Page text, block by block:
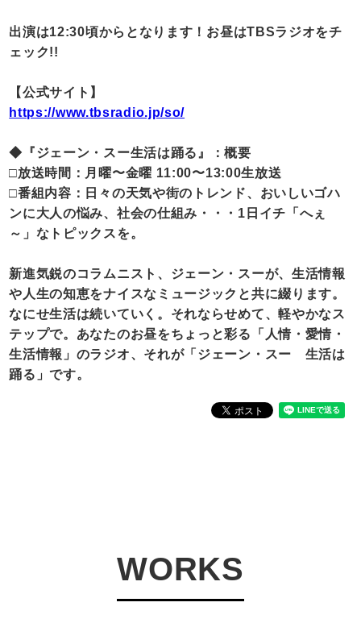
出演は12:30頃からとなります！お昼はTBSラジオをチ
ェック!!
【公式サイト】
https://www.tbsradio.jp/so/
◆『ジェーン・スー生活は踊る』：概要
□放送時間：月曜〜金曜 11:00〜13:00生放送
□番組内容：日々の天気や街のトレンド、おいしいゴハ
ンに大人の悩み、社会の仕組み・・・1日イチ「へぇ
～」なトピックスを。
新進気鋭のコラムニスト、ジェーン・スーが、生活情報
や人生の知恵をナイスなミュージックと共に綴ります。
なにせ生活は続いていく。それならせめて、軽やかなス
テップで。あなたのお昼をちょっと彩る「人情・愛情・
生活情報」のラジオ、それが「ジェーン・スー 生活は
踊る」です。
WORKS